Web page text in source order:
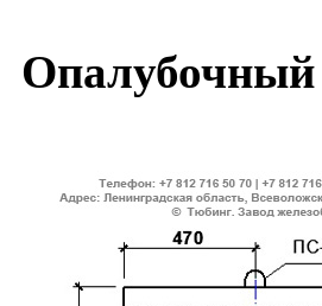
Опалубочный